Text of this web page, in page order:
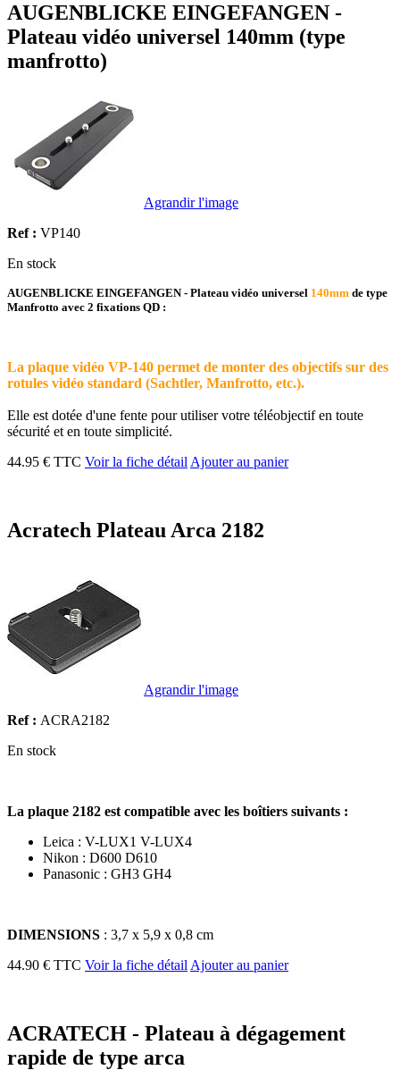
AUGENBLICKE EINGEFANGEN -
Plateau vidéo universel 140mm (type
manfrotto)
Agrandir l'image
Ref : VP140
En stock
AUGENBLICKE EINGEFANGEN - Plateau vidéo universel 140mm de type
Manfrotto avec 2 fixations QD :
La plaque vidéo VP-140 permet de monter des objectifs sur des
rotules vidéo standard (Sachtler, Manfrotto, etc.).
Elle est dotée d'une fente pour utiliser votre téléobjectif en toute
sécurité et en toute simplicité.
44.95 € TTC Voir la fiche détail Ajouter au panier
Acratech Plateau Arca 2182
Agrandir l'image
Ref : ACRA2182
En stock
La plaque 2182 est compatible avec les boîtiers suivants :
Leica : V-LUX1 V-LUX4
Nikon : D600 D610
Panasonic : GH3 GH4
DIMENSIONS : 3,7 x 5,9 x 0,8 cm
44.90 € TTC Voir la fiche détail Ajouter au panier
ACRATECH - Plateau à dégagement
rapide de type arca